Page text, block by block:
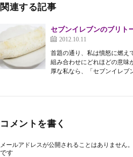
関連する記事
セブンイレブンのブリト
2012.10.11
首題の通り、私は憤怒に燃え
組み合わせにどれほどの意味
厚な私なら、「セブンイレブ
コメントを書く
メールアドレスが公開されることはありません。
です